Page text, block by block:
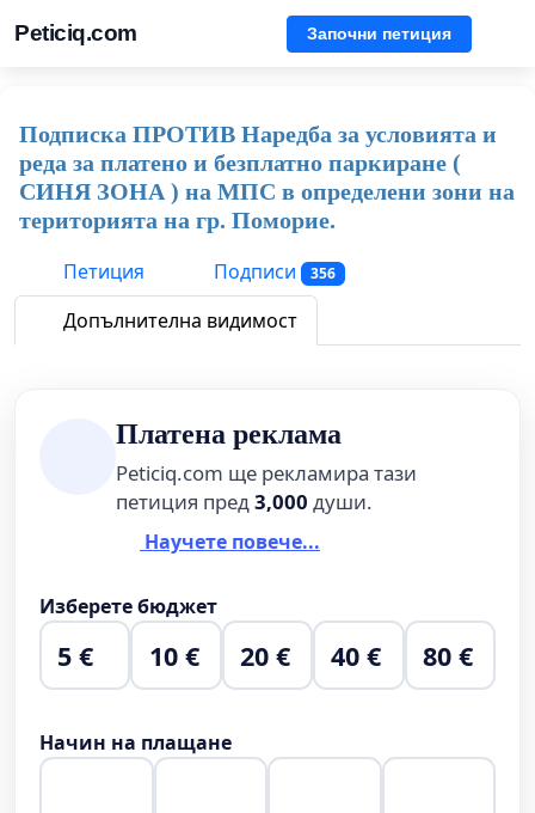
Peticiq.com Започни петиция
Подписка ПРОТИВ Наредба за условията и
реда за платено и безплатно паркиране (
СИНЯ ЗОНА ) на МПС в определени зони на
територията на гр. Поморие.
Петиция
Подписи 356
Допълнителна видимост
Платена реклама
Peticiq.com ще рекламира тази
петиция пред3,000 души.
Научете повече...
Изберете бюджет
5 € 10 € 20 € 40 € 80 €
Начин на плащане